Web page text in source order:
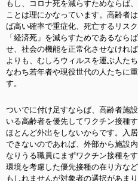
もし、コロナ死を減らすためならば
ことは理にかなっています。高齢者
ば高い確率で重症化、死亡するリス
「経済死」を減らすためであるなら
せ、社会の機能を正常化させなけれ
よりも、むしろウィルスを運ぶ人た
なわち若年者や現役世代の人たちに
す。
ついでに付け足すならば、高齢者施
いる高齢者を優先してワクチン接種
ほとんど外出をしないからです。入
できないのであれば、外部から施設
なりうる職員にまずワクチン接種を
環境を考慮した優先接種の在り方な
もしれませんが対象者の選択があまり